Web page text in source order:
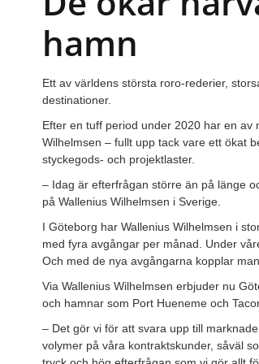
hamn
Ett av världens största roro-rederier,
destinationer.
Efter en tuff period under 2020 har en
Wilhelmsen – fullt upp tack vare ett ökat
styckegods- och projektlaster.
– Idag är efterfrågan större än på länge
på Wallenius Wilhelmsen i Sverige.
I Göteborg har Wallenius Wilhelmsen i
med fyra avgångar per månad. Under
Och med de nya avgångarna kopplar
Via Wallenius Wilhelmsen erbjuder nu
och hamnar som Port Hueneme och
– Det gör vi för att svara upp till
volymer på våra kontraktskunder, såväl